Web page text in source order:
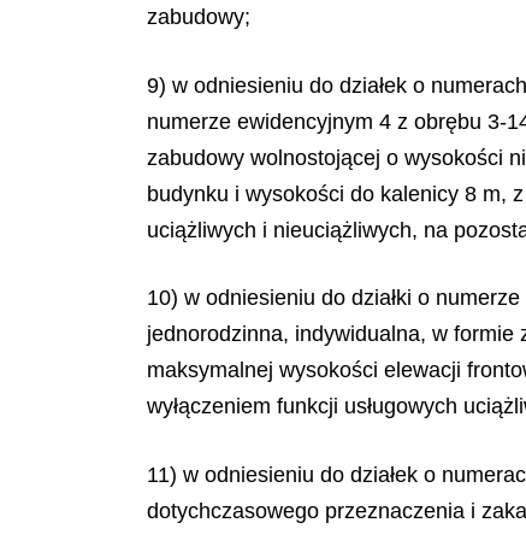
zabudowy;
9) w odniesieniu do działek o
numerze ewidencyjnym 4 z obrębu 3-
zabudowy wolnostojącej o wysokości
budynku i wysokości do kalenicy 8 m,
uciążliwych i nieuciążliwych, na
10) w odniesieniu do działki o
jednorodzinna, indywidualna, w
maksymalnej wysokości elewacji
wyłączeniem funkcji usługowych
11) w odniesieniu do działek o
dotychczasowego przeznaczenia i